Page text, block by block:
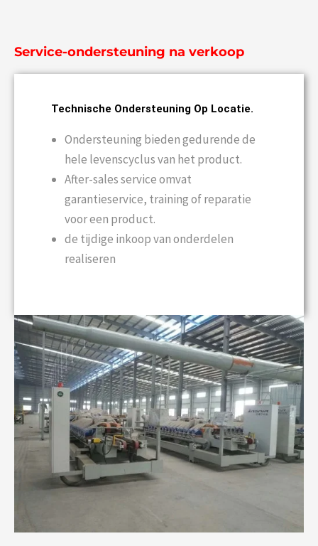
Service-ondersteuning na verkoop
Technische Ondersteuning Op Locatie.
Ondersteuning bieden gedurende de
hele levenscyclus van het product.
After-sales service omvat
garantieservice, training of reparatie
voor een product.
de tijdige inkoop van onderdelen
realiseren